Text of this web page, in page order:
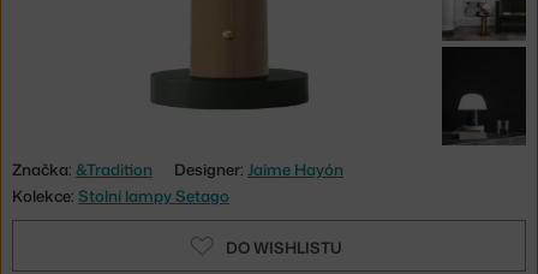
Značka: &Tradition Designer: Jaime Hayón
Kolekce: Stolní lampy Setago
DO WISHLISTU